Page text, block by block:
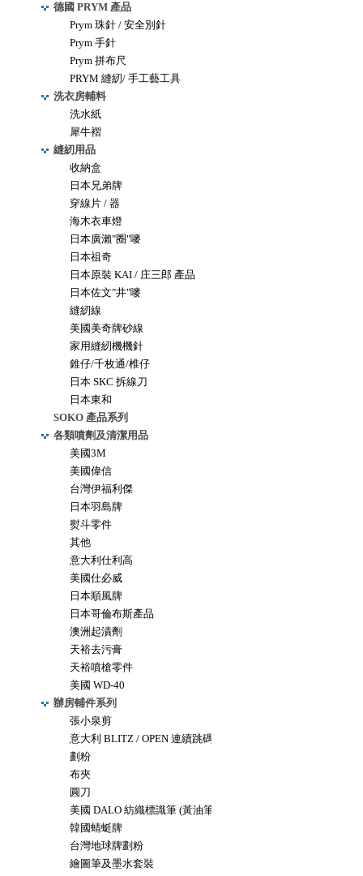
德國 PRYM 產品
Prym 珠針 / 安全別針
Prym 手針
Prym 拼布尺
PRYM 縫紉/ 手工藝工具
洗衣房輔料
洗水紙
犀牛褶
縫紉用品
收納盒
日本兄弟牌
穿線片 / 器
海木衣車燈
日本廣瀨"圈"嘜
日本祖奇
日本原裝 KAI / 庄三郎 產品
日本佐文"井"嘜
縫紉線
美國美奇牌砂線
家用縫紉機機針
錐仔/千枚通/椎仔
日本 SKC 拆線刀
日本東和
SOKO 產品系列
各類噴劑及清潔用品
美國3M
美國偉信
台灣伊福利傑
日本羽島牌
熨斗零件
其他
意大利仕利高
美國仕必威
日本順風牌
日本哥倫布斯產品
澳洲起漬劑
天裕去污膏
天裕噴槍零件
美國 WD-40
辦房輔件系列
張小泉剪
意大利 BLITZ / OPEN 連續跳碼機
劃粉
布夾
圓刀
美國 DALO 紡織標識筆 (黃油筆)
韓國蜻蜓牌
台灣地球牌劃粉
繪圖筆及墨水套裝